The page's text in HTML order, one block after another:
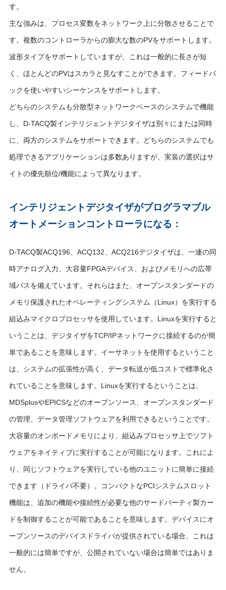
す。
主な強みは、プロセス変数をネットワーク上に分散させることで
す。複数のコントローラからの膨大な数のPVをサポートします。
波形タイプをサポートしていますが、これは一般的に長さが短
く、ほとんどのPVはスカラと見なすことができます。フィードバ
ックを使いやすいシーケンスをサポートします。
どちらのシステムも分散型ネットワークベースのシステムで機能
し、D-TACQ製インテリジェントデジタイザは別々にまたは同時
に、両方のシステムをサポートできます。どちらのシステムでも
処理できるアプリケーションは多数ありますが、実装の選択はサ
イトの優先順位/機能によって異なります。
インテリジェントデジタイザがプログラマブル
オートメーションコントローラになる：
D-TACQ製ACQ196、ACQ132、ACQ216デジタイザは、一連の同
時アナログ入力、大容量FPGAデバイス、およびメモリへの広帯
域パスを備えています。それらはまた、オープンスタンダードの
メモリ保護されたオペレーティングシステム（Linux）を実行する
組込みマイクロプロセッサを使用しています。Linuxを実行すると
いうことは、デジタイザをTCP/IPネットワークに接続するのが簡
単であることを意味します。イーサネットを使用するということ
は、システムの拡張性が高く、データ転送が低コストで標準化さ
れていることを意味します。Linuxを実行するということは、
MDSplusやEPICSなどのオープンソース、オープンスタンダード
の管理、データ管理ソフトウェアを利用できるということです。
大容量のオンボードメモリにより、組込みプロセッサ上でソフト
ウェアをネイティブに実行することが可能になります。これによ
り、同じソフトウェアを実行している他のユニットに簡単に接続
できます（ドライバ不要）。コンパクトなPCIシステムスロット
機能は、追加の機能や接続性が必要な他のサードパーティ製カー
ドを制御することが可能であることを意味します。デバイスにオ
ープンソースのデバイスドライバが提供されている場合、これは
一般的には簡単ですが、公開されていない場合は簡単ではありま
せん。